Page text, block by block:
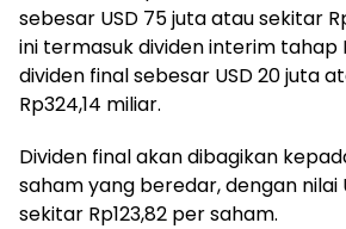
sebesar USD 75 juta atau sekitar
ini termasuk dividen interim tahap
dividen final sebesar USD 20 juta
Rp324,14 miliar.
Dividen final akan dibagikan
saham yang beredar, dengan nilai
sekitar Rp123,82 per saham.